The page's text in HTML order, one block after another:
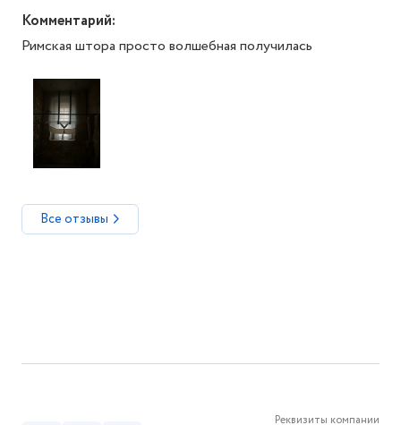
Комментарий:
Римская штора просто волшебная получилась
Все отзывы
Реквизиты компании